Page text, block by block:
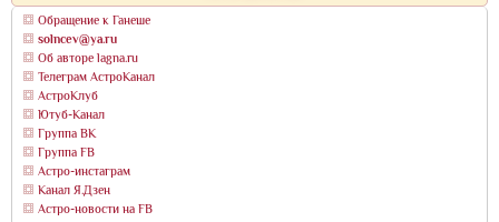
Обращение к Ганеше
solncev@ya.ru
Об авторе lagna.ru
Телеграм АстроКанал
АстроКлуб
Ютуб-Канал
Группа ВК
Группа FB
Астро-инстаграм
Канал Я.Дзен
Астро-новости на FB